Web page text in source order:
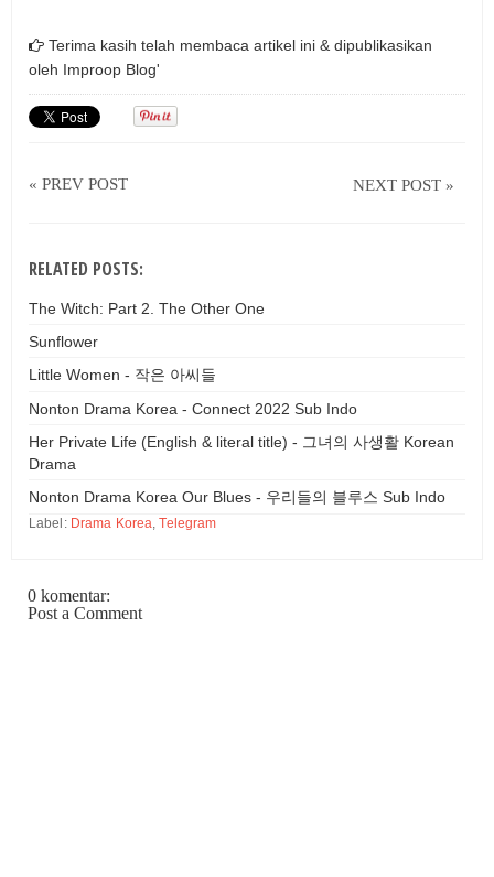
Terima kasih telah membaca artikel ini & dipublikasikan
oleh Improop Blog'
« PREV POST NEXT POST »
RELATED POSTS:
The Witch: Part 2. The Other One
Sunflower
Little Women - 작은 아씨들
Nonton Drama Korea - Connect 2022 Sub Indo
Her Private Life (English & literal title) - 그녀의 사생활 Korean
Drama
Nonton Drama Korea Our Blues - 우리들의 블루스 Sub Indo
Label: Drama Korea ,Telegram
0 komentar:
Post a Comment